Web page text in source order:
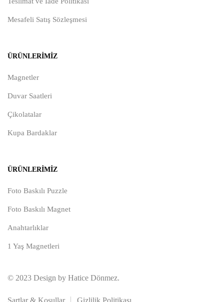
Mesafeli Satış Sözleşmesi
ÜRÜNLERIMIZ
Magnetler
Duvar Saatleri
Çikolatalar
Kupa Bardaklar
ÜRÜNLERIMIZ
Foto Baskılı Puzzle
Foto Baskılı Magnet
Anahtarlıklar
1 Yaş Magnetleri
© 2023 Design by Hatice Dönmez.
Şartlar & Koşullar Gizlilik Politikası